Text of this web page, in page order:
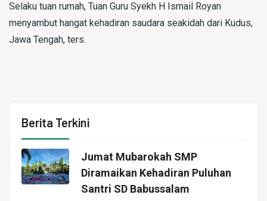
Selaku tuan rumah, Tuan Guru Syekh H Ismail Royan
menyambut hangat kehadiran saudara seakidah dari Kudus,
Jawa Tengah, ters.
Berita Terkini
Jumat Mubarokah SMP
Diramaikan Kehadiran Puluhan
Santri SD Babussalam